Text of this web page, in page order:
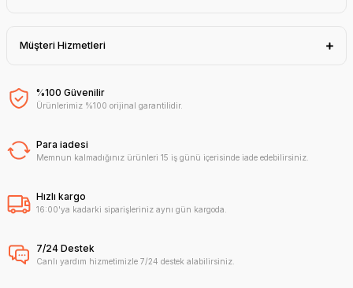
Müşteri Hizmetleri
%100 Güvenilir
Ürünlerimiz %100 orijinal garantilidir.
Para iadesi
Memnun kalmadığınız ürünleri 15 iş günü içerisinde iade edebilirsiniz.
Hızlı kargo
16:00'ya kadarki siparişleriniz aynı gün kargoda.
7/24 Destek
Canlı yardım hizmetimizle 7/24 destek alabilirsiniz.